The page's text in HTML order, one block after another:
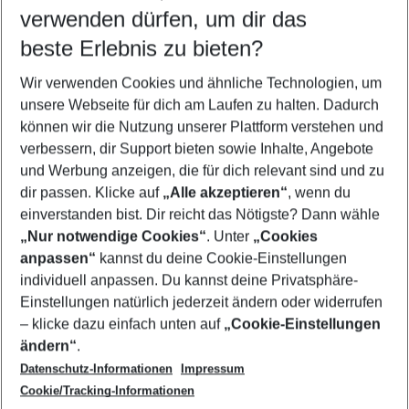
Wähle deinen Reisezeitraum
5-8 Nächte
2 Erwachsene Keine Kinder
Mehr Filter anzeigen
Footer
Footer navigation
Über uns
AGB
Bestpreisgarantie
Cookie-Einstellungen ändern
Cookie-Richtlinie
Agenturbetreuung
Barrierefreies Reisen
Folge uns
verwenden dürfen, um dir das
beste Erlebnis zu bieten?
Wir verwenden Cookies und ähnliche Technologien, um
unsere Webseite für dich am Laufen zu halten. Dadurch
können wir die Nutzung unserer Plattform verstehen und
verbessern, dir Support bieten sowie Inhalte, Angebote
und Werbung anzeigen, die für dich relevant sind und zu
dir passen. Klicke auf „Alle akzeptieren“, wenn du
einverstanden bist. Dir reicht das Nötigste? Dann wähle
„Nur notwendige Cookies“. Unter „Cookies
anpassen“ kannst du deine Cookie-Einstellungen
individuell anpassen. Du kannst deine Privatsphäre-
Einstellungen natürlich jederzeit ändern oder widerrufen
– klicke dazu einfach unten auf „Cookie-Einstellungen
ändern“.
Datenschutz-Informationen
Impressum
Cookie/Tracking-Informationen